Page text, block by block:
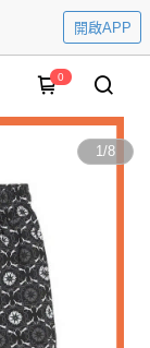
開啟APP
0
1/8